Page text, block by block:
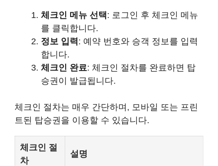
체크인 메뉴 선택: 로그인 후 체크인 메뉴
를 클릭합니다.
정보 입력 : 예약 번호와 승객 정보를 입력
합니다.
체크인 완료: 체크인 절차를 완료하면 탑
승권이 발급됩니다.
체크인 절차는 매우 간단하며, 모바일 또는 프린
트된 탑승권을 이용할 수 있습니다.
체크인 절
차
설명